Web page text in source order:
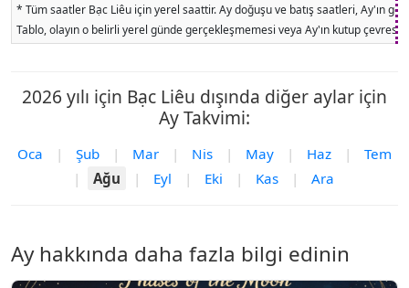
* Tüm saatler Bạc Liêu için yerel saattir. Ay doğuşu ve batış saatleri, Ay'ın
Tablo, olayın o belirli yerel günde gerçekleşmemesi veya Ay'ın kutup
2026 yılı için Bạc Liêu dışında diğer aylar için
Ay Takvimi:
Oca | Şub | Mar | Nis | May | Haz |
Tem
|
Ağu | Eyl | Eki | Kas | Ara
Ay hakkında daha fazla bilgi edinin